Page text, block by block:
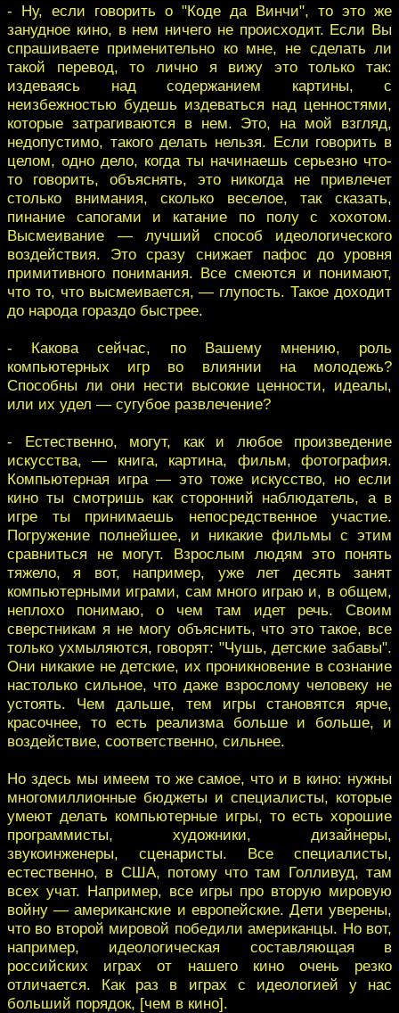
- Ну, если говорить о "Коде да Винчи", то это же
занудное кино, в нем ничего не происходит. Если Вы
спрашиваете применительно ко мне, не сделать ли
такой перевод, то лично я вижу это только так:
издеваясь над содержанием картины, с
неизбежностью будешь издеваться над ценностями,
которые затрагиваются в нем. Это, на мой взгляд,
недопустимо, такого делать нельзя. Если говорить в
целом, одно дело, когда ты начинаешь серьезно что-
то говорить, объяснять, это никогда не привлечет
столько внимания, сколько веселое, так сказать,
пинание сапогами и катание по полу с хохотом.
Высмеивание — лучший способ идеологического
воздействия. Это сразу снижает пафос до уровня
примитивного понимания. Все смеются и понимают,
что то, что высмеивается, — глупость. Такое доходит
до народа гораздо быстрее.
- Какова сейчас, по Вашему мнению, роль
компьютерных игр во влиянии на молодежь?
Способны ли они нести высокие ценности, идеалы,
или их удел — сугубое развлечение?
- Естественно, могут, как и любое произведение
искусства, — книга, картина, фильм, фотография.
Компьютерная игра — это тоже искусство, но если
кино ты смотришь как сторонний наблюдатель, а в
игре ты принимаешь непосредственное участие.
Погружение полнейшее, и никакие фильмы с этим
сравниться не могут. Взрослым людям это понять
тяжело, я вот, например, уже лет десять занят
компьютерными играми, сам много играю и, в общем,
неплохо понимаю, о чем там идет речь. Своим
сверстникам я не могу объяснить, что это такое, все
только ухмыляются, говорят: "Чушь, детские забавы".
Они никакие не детские, их проникновение в сознание
настолько сильное, что даже взрослому человеку не
устоять. Чем дальше, тем игры становятся ярче,
красочнее, то есть реализма больше и больше, и
воздействие, соответственно, сильнее.
Но здесь мы имеем то же самое, что и в кино: нужны
многомиллионные бюджеты и специалисты, которые
умеют делать компьютерные игры, то есть хорошие
программисты, художники, дизайнеры,
звукоинженеры, сценаристы. Все специалисты,
естественно, в США, потому что там Голливуд, там
всех учат. Например, все игры про вторую мировую
войну — американские и европейские. Дети уверены,
что во второй мировой победили американцы. Но вот,
например, идеологическая составляющая в
российских играх от нашего кино очень резко
отличается. Как раз в играх с идеологией у нас
больший порядок, [чем в кино].